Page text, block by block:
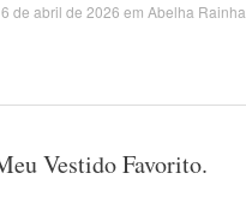
de abril de 2026 em Abelha Rainha
Vestido Favorito.